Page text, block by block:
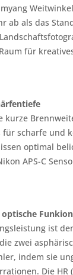
ab als das
für
kurze
scharfe und
optimal
APS-C
optische
ist
zwei
indem sie
Die